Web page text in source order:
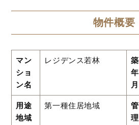
物件概要
マン
ショ
ン名
レジデンス若林
築
年
月
用途
地域
第一種住居地域
管
理